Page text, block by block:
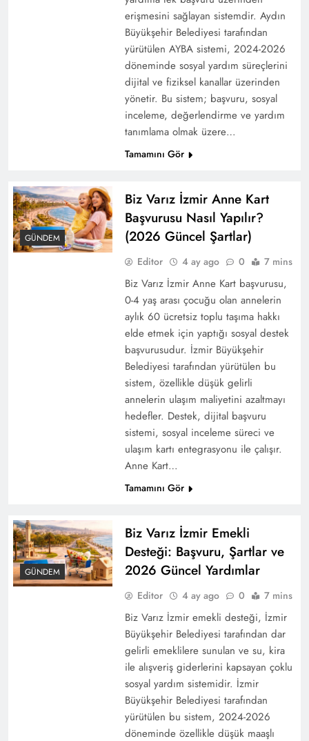
2025 Uzman Çavuş Alımı Güncel Başvuru
Şartları
2025 Zabıt Katibi Alım Şartları ve Mülakat
Ankara Büyükşehir Belediyesi Yardım
Başvurusu (2026 Rehberi)
erişmesini sağlayan sistemdir. Aydın
Büyükşehir Belediyesi tarafından
yürütülen AYBA sistemi, 2024-2026
döneminde sosyal yardım süreçlerini
dijital ve fiziksel kanallar üzerinden
yönetir. Bu sistem; başvuru, sosyal
inceleme, değerlendirme ve yardım
tanımlama olmak üzere…
Tamamını Gör
GÜNDEM
Biz Varız İzmir Anne Kart
Başvurusu Nasıl Yapılır?
(2026 Güncel Şartlar)
Editor 4 ay ago 0 7 mins
Biz Varız İzmir Anne Kart başvurusu,
0-4 yaş arası çocuğu olan annelerin
aylık 60 ücretsiz toplu taşıma hakkı
elde etmek için yaptığı sosyal destek
başvurusudur. İzmir Büyükşehir
Belediyesi tarafından yürütülen bu
sistem, özellikle düşük gelirli
annelerin ulaşım maliyetini azaltmayı
hedefler. Destek, dijital başvuru
sistemi, sosyal inceleme süreci ve
ulaşım kartı entegrasyonu ile çalışır.
Anne Kart…
Tamamını Gör
GÜNDEM
Biz Varız İzmir Emekli
Desteği: Başvuru, Şartlar ve
2026 Güncel Yardımlar
Editor 4 ay ago 0 7 mins
Biz Varız İzmir emekli desteği, İzmir
Büyükşehir Belediyesi tarafından dar
gelirli emeklilere sunulan ve su, kira
ile alışveriş giderlerini kapsayan çoklu
sosyal yardım sistemidir. İzmir
Büyükşehir Belediyesi tarafından
yürütülen bu sistem, 2024-2026
döneminde özellikle düşük maaşlı